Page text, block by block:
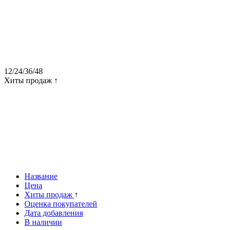
12/24/36/48
Хиты продаж ↑
Название
Цена
Хиты продаж ↑
Оценка покупателей
Дата добавления
В наличии